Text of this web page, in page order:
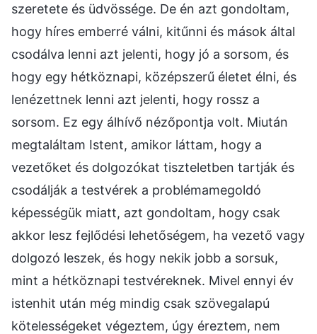
szeretete és üdvössége. De én azt gondoltam,
hogy híres emberré válni, kitűnni és mások által
csodálva lenni azt jelenti, hogy jó a sorsom, és
hogy egy hétköznapi, középszerű életet élni, és
lenézettnek lenni azt jelenti, hogy rossz a
sorsom. Ez egy álhívő nézőpontja volt. Miután
megtaláltam Istent, amikor láttam, hogy a
vezetőket és dolgozókat tiszteletben tartják és
csodálják a testvérek a problémamegoldó
képességük miatt, azt gondoltam, hogy csak
akkor lesz fejlődési lehetőségem, ha vezető vagy
dolgozó leszek, és hogy nekik jobb a sorsuk,
mint a hétköznapi testvéreknek. Mivel ennyi év
istenhit után még mindig csak szövegalapú
kötelességeket végeztem, úgy éreztem, nem